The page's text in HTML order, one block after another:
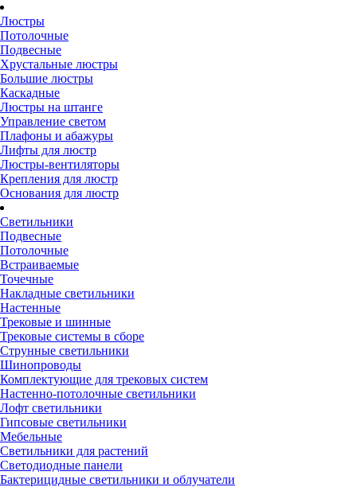
Люстры
Потолочные
Подвесные
Хрустальные люстры
Большие люстры
Каскадные
Люстры на штанге
Управление светом
Плафоны и абажуры
Лифты для люстр
Люстры-вентиляторы
Крепления для люстр
Основания для люстр
Светильники
Подвесные
Потолочные
Встраиваемые
Точечные
Накладные светильники
Настенные
Трековые и шинные
Трековые системы в сборе
Струнные светильники
Шинопроводы
Комплектующие для трековых систем
Настенно-потолочные светильники
Лофт светильники
Гипсовые светильники
Мебельные
Светильники для растений
Светодиодные панели
Бактерицидные светильники и облучатели